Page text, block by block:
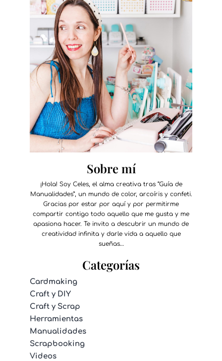
Sobre mí
¡Hola! Soy Celes, el alma creativa tras “Guía de
Manualidades”, un mundo de color, arcoíris y confeti.
Gracias por estar por aquí y por permitirme
compartir contigo todo aquello que me gusta y me
apasiona hacer. Te invito a descubrir un mundo de
creatividad infinita y darle vida a aquello que
sueñas…
Categorías
Cardmaking
Craft y DIY
Craft y Scrap
Herramientas
Manualidades
Scrapbooking
Videos